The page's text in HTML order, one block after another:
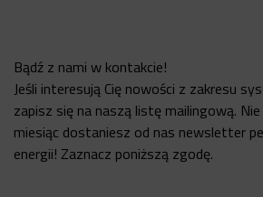
Bądź z nami w kontakcie!
Jeśli interesują Cię nowości z zakresu
zapisz się na naszą listę mailingową.
miesiąc dostaniesz od nas newsletter
energii! Zaznacz poniższą zgodę.